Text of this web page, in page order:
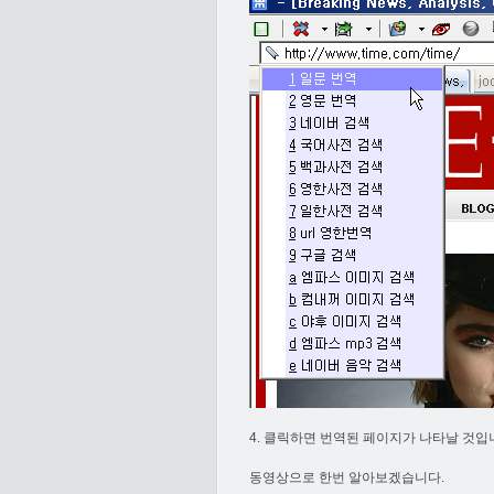
4. 클릭하면 번역된 페이지가 나타날 것입
동영상으로 한번 알아보겠습니다.